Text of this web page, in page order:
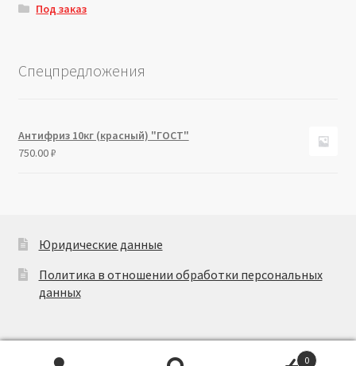
Под заказ
Спецпредложения
Антифриз 10кг (красный) "ГОСТ"
750.00₽
Юридические данные
Политика в отношении обработки персональных
данных
0